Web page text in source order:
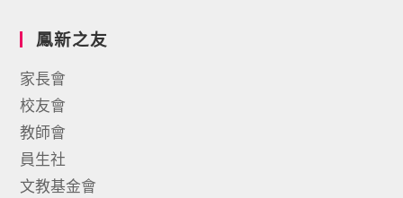
鳳新之友
家長會
校友會
教師會
員生社
文教基金會